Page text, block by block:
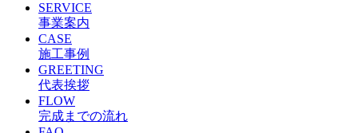
SERVICE
事業案内
CASE
施工事例
GREETING
代表挨拶
FLOW
完成までの流れ